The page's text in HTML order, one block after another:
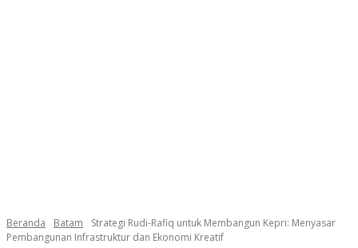
Beranda Batam
Strategi Rudi-Rafiq untuk Membangun Kepri: Menyasar
Pembangunan Infrastruktur dan Ekonomi Kreatif